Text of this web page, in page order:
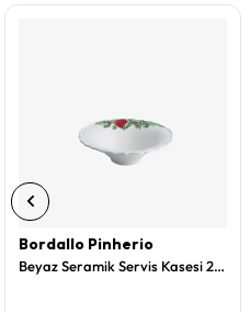
Bordallo Pinherio
Beyaz Seramik Servis Kasesi 20 Cm Garland Collection by Bordallo Pinheiro